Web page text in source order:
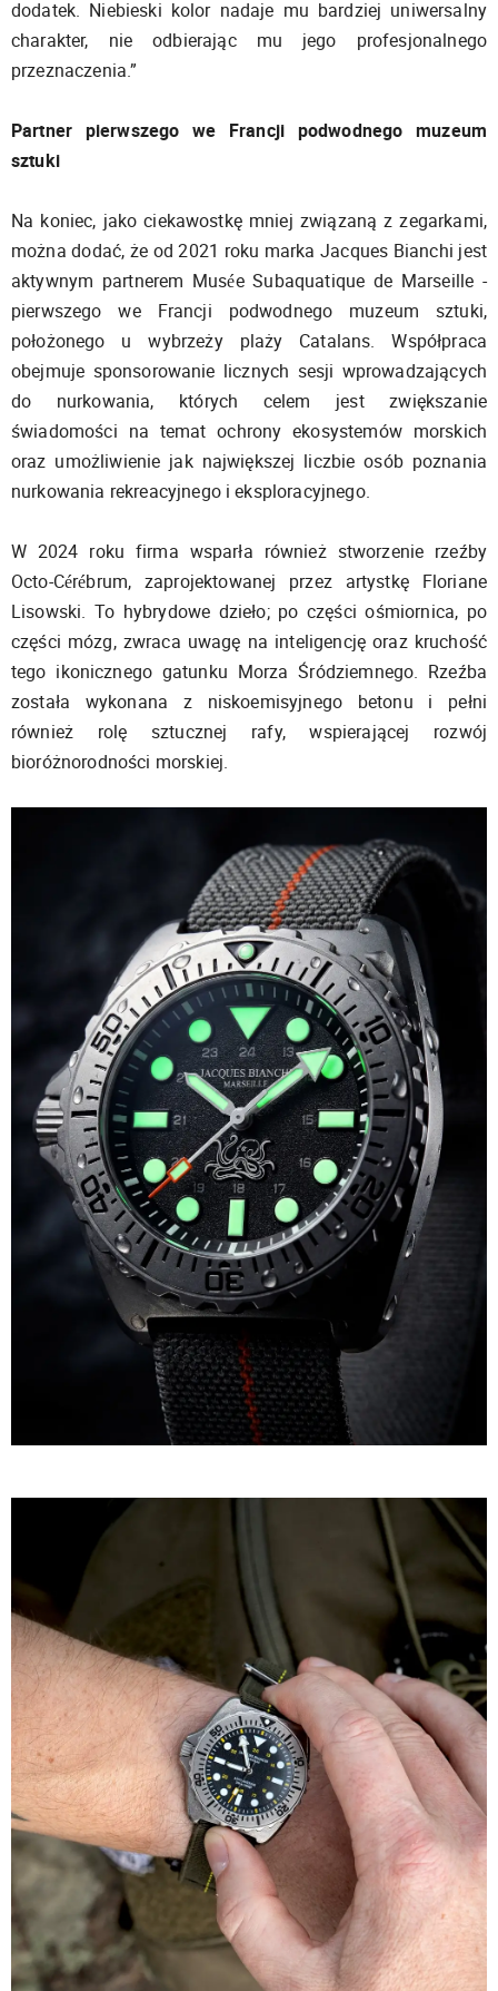
dodatek. Niebieski kolor nadaje mu bardziej uniwersalny
charakter, nie odbierając mu jego profesjonalnego
przeznaczenia.”
Partner pierwszego we Francji podwodnego muzeum
sztuki
Na koniec, jako ciekawostkę mniej związaną z zegarkami,
można dodać, że od 2021 roku marka Jacques Bianchi jest
aktywnym partnerem Musée Subaquatique de Marseille -
pierwszego we Francji podwodnego muzeum sztuki,
położonego u wybrzeży plaży Catalans. Współpraca
obejmuje sponsorowanie licznych sesji wprowadzających
do nurkowania, których celem jest zwiększanie
świadomości na temat ochrony ekosystemów morskich
oraz umożliwienie jak największej liczbie osób poznania
nurkowania rekreacyjnego i eksploracyjnego.
W 2024 roku firma wsparła również stworzenie rzeźby
Octo-Cérébrum, zaprojektowanej przez artystkę Floriane
Lisowski. To hybrydowe dzieło; po części ośmiornica, po
części mózg, zwraca uwagę na inteligencję oraz kruchość
tego ikonicznego gatunku Morza Śródziemnego. Rzeźba
została wykonana z niskoemisyjnego betonu i pełni
również rolę sztucznej rafy, wspierającej rozwój
bioróżnorodności morskiej.